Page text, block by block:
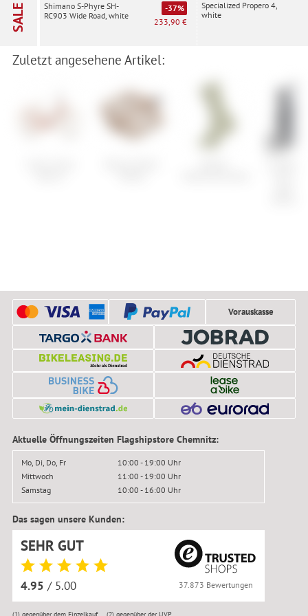
SALE
Shimano S-Phyre SH-
RC903 Wide Road, white
-37%
233,90 €
Specialized Propero 4,
white
Zuletzt angesehene Artikel:
Vorauskasse
Aktuelle Öffnungszeiten Flagshipstore Chemnitz:
Mo, Di, Do, Fr
10:00 - 19:00 Uhr
Mittwoch
11:00 - 19:00 Uhr
Samstag
10:00 - 16:00 Uhr
Das sagen unsere Kunden:
SEHR GUT
4.95 / 5.00 37.873 Bewertungen
(1)gegenüber dem Einzelkauf (2) gegenüber der UVP